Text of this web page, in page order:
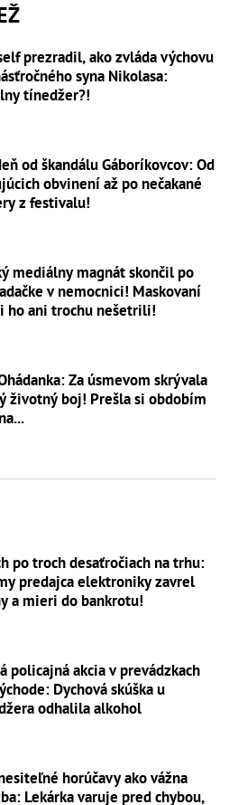
prezradil, ako zvláda výchovu
syna Nikolasa:
tínedžer?!
od škandálu Gáboríkovcov: Od
obvinení až po nečakané
z festivalu!
mediálny magnát skončil po
v nemocnici! Maskovaní
ho ani trochu nešetrili!
Za úsmevom skrývala
životný boj! Prešla si obdobím
po troch desaťročiach na trhu:
predajca elektroniky zavrel
a mieri do bankrotu!
policajná akcia v prevádzkach
Dychová skúška u
odhalila alkohol
horúčavy ako vážna
Lekárka varuje pred chybou,